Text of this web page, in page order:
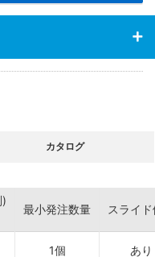
カタログ
最小発注数量 スライ
1個 あり